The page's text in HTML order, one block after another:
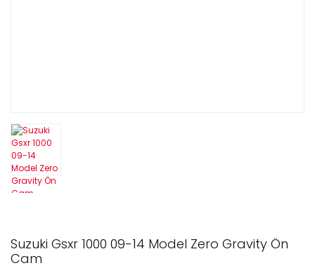
Suzuki Gsxr 1000 09-14 Model Zero Gravity Ön
Cam